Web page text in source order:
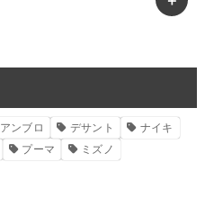
アンブロ デサント
ナイキ
プーマ
ミズノ